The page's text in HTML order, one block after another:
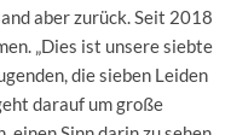
aber zurück. Seit 2018
„Dies ist unsere siebte
die sieben Leiden
darauf um große